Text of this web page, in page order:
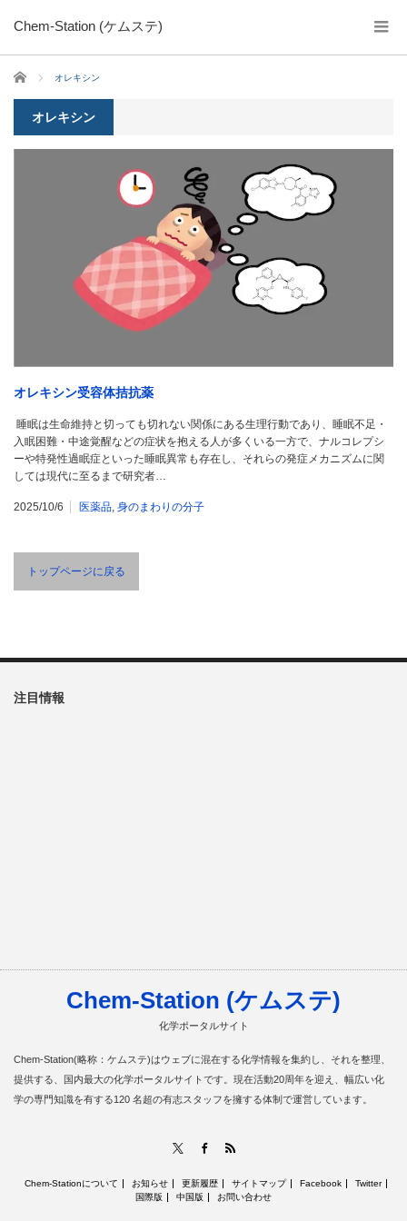
Chem-Station (ケムステ)
ホーム オレキシン
オレキシン
オレキシン受容体拮抗薬
睡眠は生命維持と切っても切れない関係にある生理行動であり、睡眠不足・
入眠困難・中途覚醒などの症状を抱える人が多くいる一方で、ナルコレプシ
ーや特発性過眠症といった睡眠異常も存在し、それらの発症メカニズムに関
しては現代に至るまで研究者…
2025/10/6 医薬品, 身のまわりの分子
トップページに戻る
注目情報
Chem-Station (ケムステ)
化学ポータルサイト
Chem-Station(略称：ケムステ)はウェブに混在する化学情報を集約し、それを整理、
提供する、国内最大の化学ポータルサイトです。現在活動20周年を迎え、幅広い化
学の専門知識を有する120 名超の有志スタッフを擁する体制で運営しています。
Facebook
Chem-Stationについて お知らせ 更新履歴 サイトマップ Facebook
Twitter
国際版
中国版 お問い合わせ